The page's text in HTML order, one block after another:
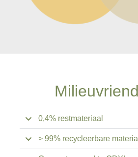
0,4% restmateriaal
> 99% recycleerbare